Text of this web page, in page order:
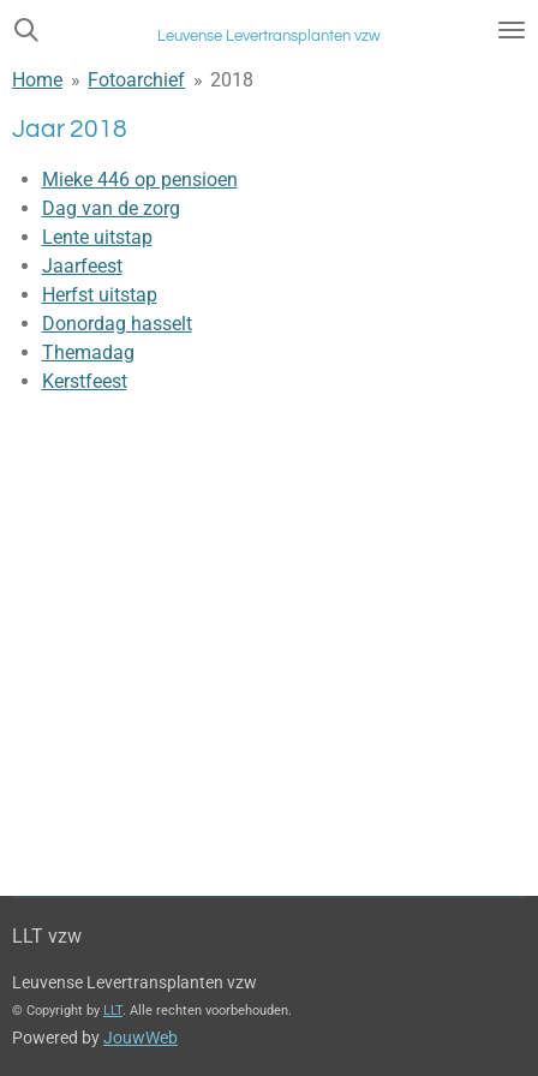
Ga
naar
hoofdinhoud
Leuvense Levertransplanten vzw
Home » Fotoarchief » 2018
Jaar 2018
Mieke 446 op pensioen
Dag van de zorg
Lente uitstap
Jaarfeest
Herfst uitstap
Donordag hasselt
Themadag
Kerstfeest
LLT vzw
Leuvense Levertransplanten vzw
© Copyright by LLT. Alle rechten voorbehouden.
Powered byJouwWeb